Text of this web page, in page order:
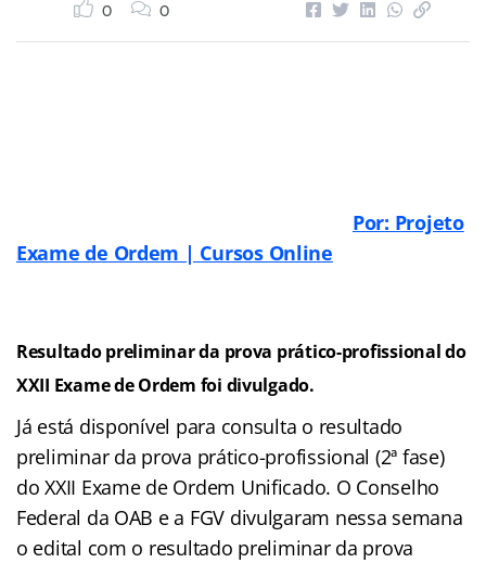
0 0
Por: Projeto
Exame de Ordem | Cursos Online
Resultado preliminar da prova prático-profissional do
XXII Exame de Ordem foi divulgado.
Já está disponível para consulta o resultado
preliminar da prova prático-profissional (2ª fase)
do XXII Exame de Ordem Unificado. O Conselho
Federal da OAB e a FGV divulgaram nessa semana
o edital com o resultado preliminar da prova